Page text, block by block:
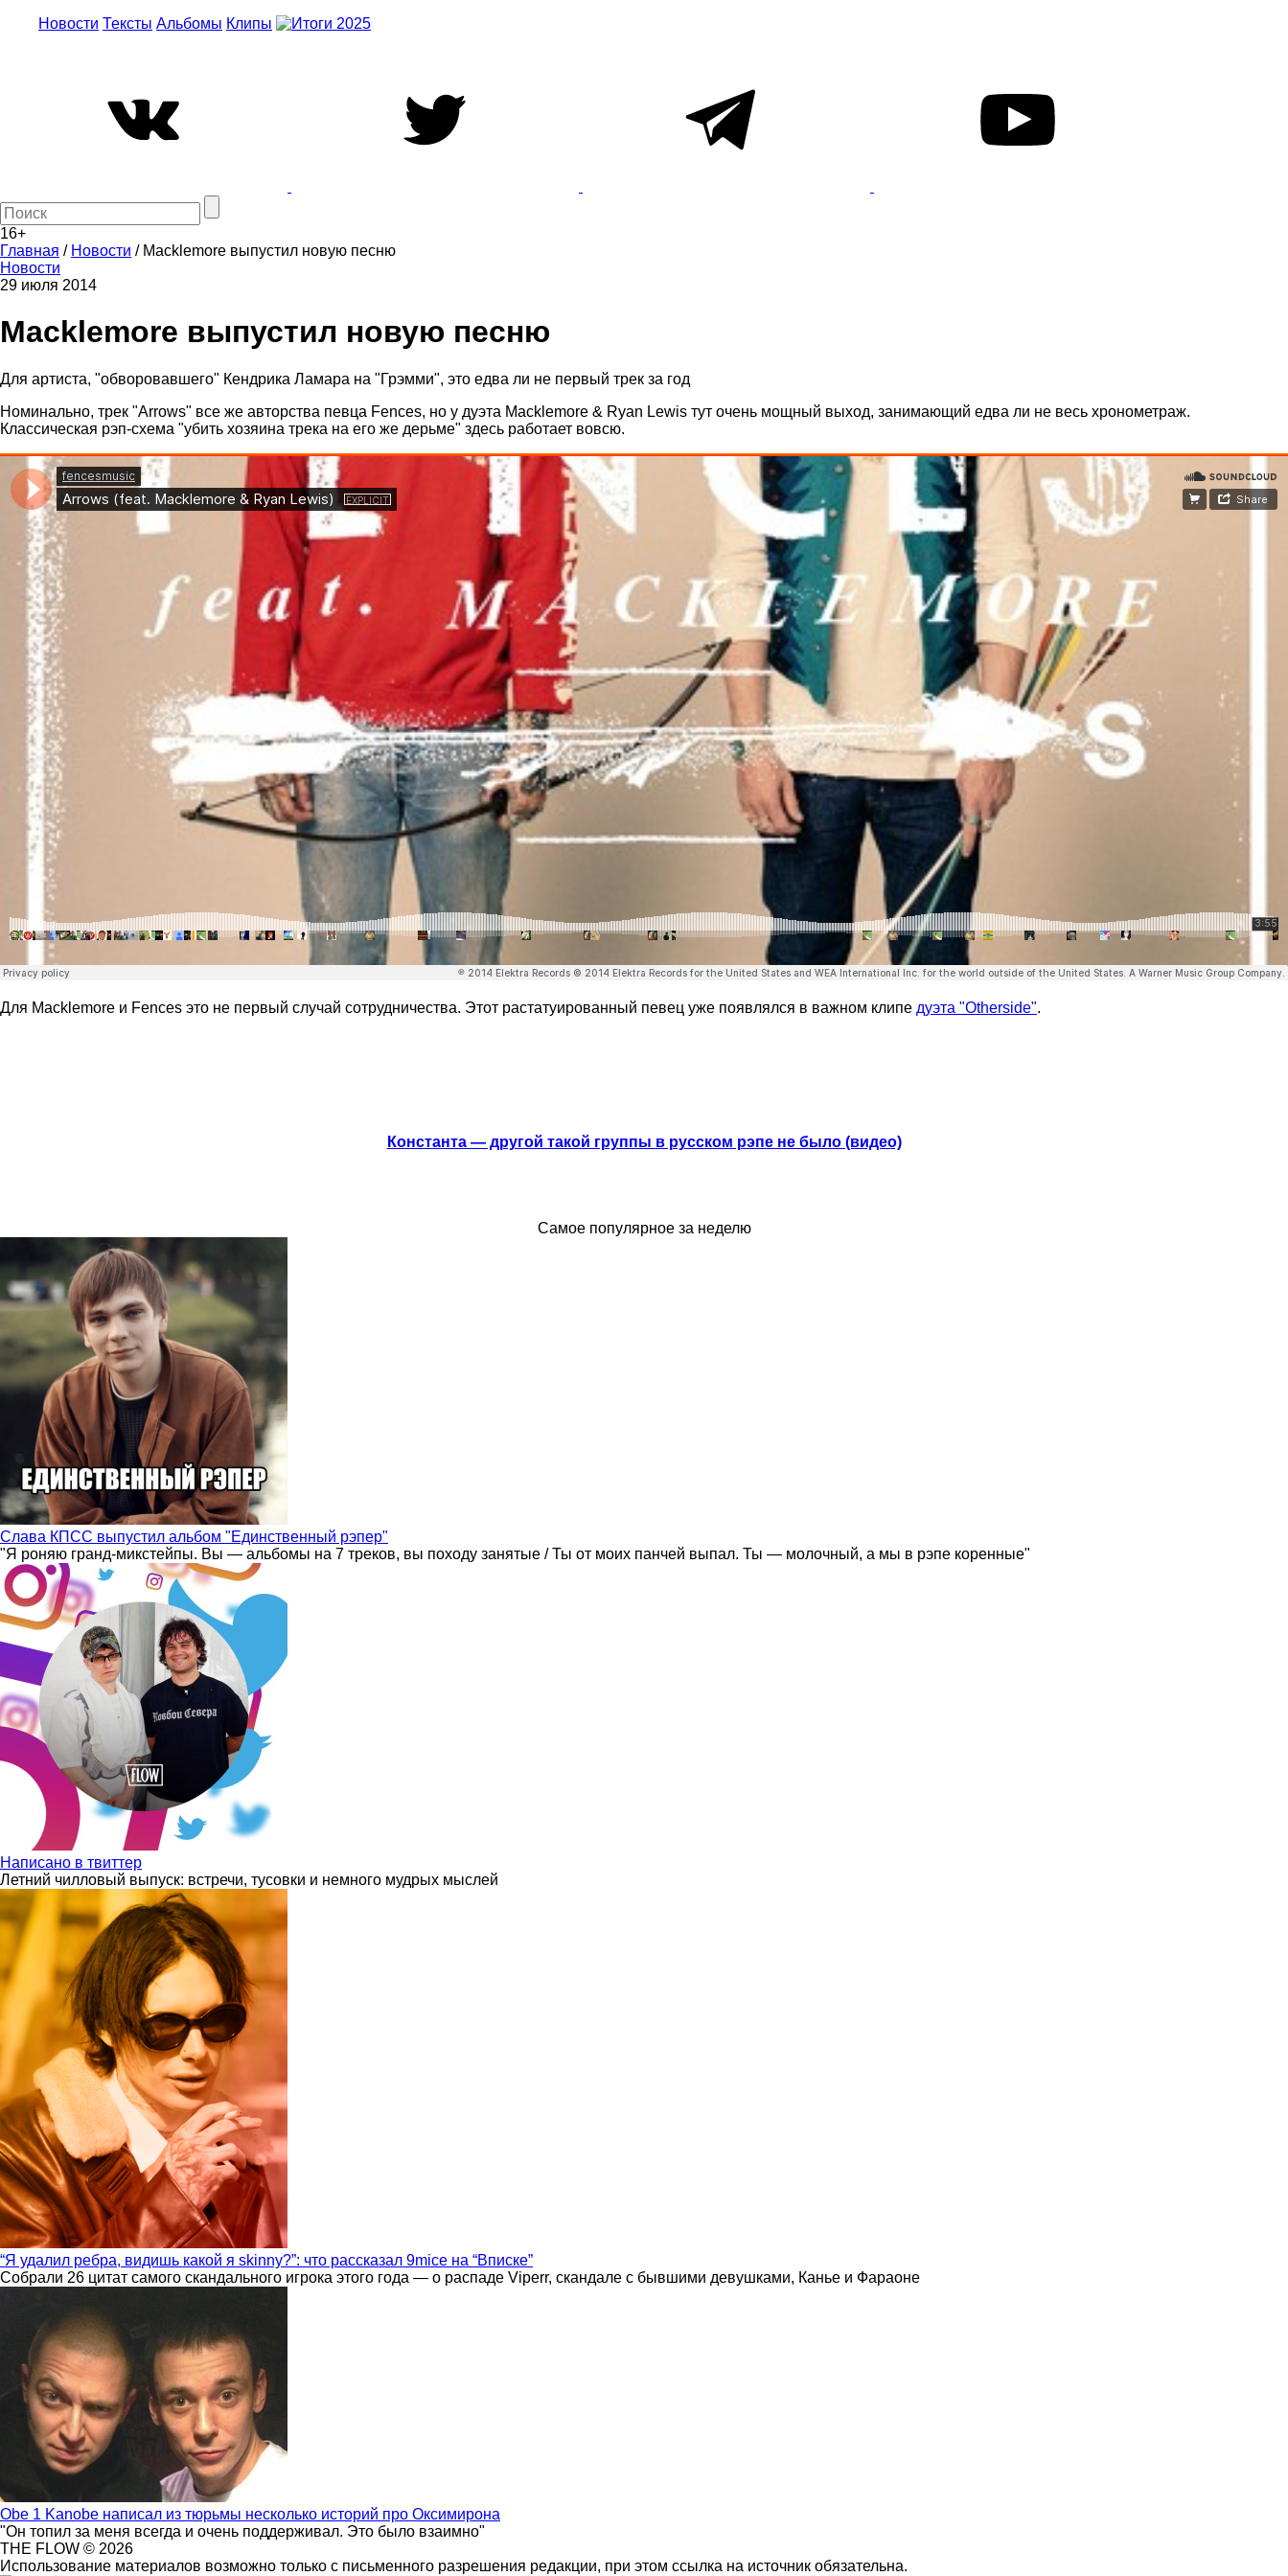
Новости Тексты Альбомы Клипы
16+
Главная / Новости / Macklemore выпустил новую песню
Новости
29 июля 2014
Macklemore выпустил новую песню
Для артиста, "обворовавшего" Кендрика Ламара на "Грэмми", это едва ли не первый трек за год
Номинально, трек "Arrows" все же авторства певца Fences, но у дуэта Macklemore & Ryan Lewis тут очень мощный выход, занимающий едва ли не весь хронометраж.
Классическая рэп-схема "убить хозяина трека на его же дерьме" здесь работает вовсю.
Для Macklemore и Fences это не первый случай сотрудничества. Этот растатуированный певец уже появлялся в важном клипе дуэта "Otherside".
Константа — другой такой группы в русском рэпе не было (видео)
Самое популярное за неделю
Слава КПСС выпустил альбом "Единственный рэпер"
"Я роняю гранд-микстейпы. Вы — альбомы на 7 треков, вы походу занятые / Ты от моих панчей выпал. Ты — молочный, а мы в рэпе коренные"
Написано в твиттер
Летний чилловый выпуск: встречи, тусовки и немного мудрых мыслей
“Я удалил ребра, видишь какой я skinny?”: что рассказал 9mice на “Вписке”
Собрали 26 цитат самого скандального игрока этого года — о распаде Viperr, скандале с бывшими девушками, Канье и Фараоне
Obe 1 Kanobe написал из тюрьмы несколько историй про Оксимирона
"Он топил за меня всегда и очень поддерживал. Это было взаимно"
THE FLOW © 2026
Использование материалов возможно только с письменного разрешения редакции, при этом ссылка на источник обязательна.